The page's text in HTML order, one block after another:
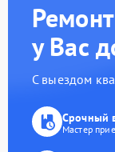
у Вас
С выездом
Срочный
Мастер